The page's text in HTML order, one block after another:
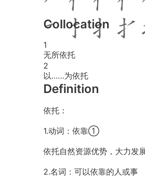
Collocation
1
无所依托
2
以……为依托
Definition
依托：
1.动词：依靠①
依托自然资源优势，大力发
2.名词：可以依靠的人或事